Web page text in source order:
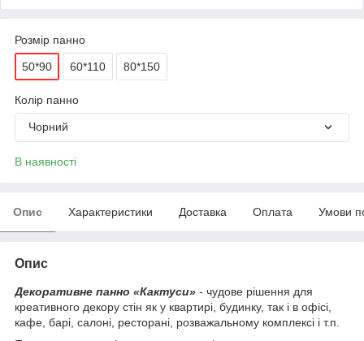
Розмір панно
50*90 60*110 80*150
Колір панно
Чорний
В наявності
Опис Характеристики Доставка Оплата Умови
Опис
Декоративне панно «Кактуси» - чудове рішення для
креативного декору стін як у квартирі, будинку, так і в офісі,
кафе, барі, салоні, ресторані, розважальному комплексі і т.п.